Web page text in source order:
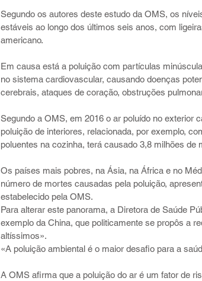
Segundo os autores deste estudo da OMS, os
estáveis ao longo dos últimos seis anos, com
americano.
Em causa está a poluição com partículas
no sistema cardiovascular, causando doenças
cerebrais, ataques de coração, obstruções
Segundo a OMS, em 2016 o ar poluído no exterior
poluição de interiores, relacionada, por exemplo,
poluentes na cozinha, terá causado 3,8 milhões de
Os países mais pobres, na Ásia, na África e no
número de mortes causadas pela poluição,
estabelecido pela OMS.
Para alterar este panorama, a Diretora de Saúde
exemplo da China, que politicamente se propôs a
altíssimos».
«A poluição ambiental é o maior desafio para a
A OMS afirma que a poluição do ar é um fator de